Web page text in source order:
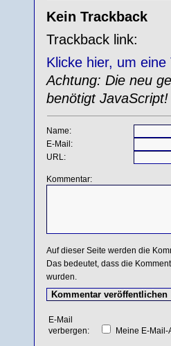
Kein Trackback
Trackback link:
Klicke hier, um
Achtung: Die neu
benötigt JavaScript!
Name:
E-Mail:
URL:
Kommentar:
Auf dieser Seite werden die
Das bedeutet, dass die
wurden.
E-Mail
verbergen:
Meine E-